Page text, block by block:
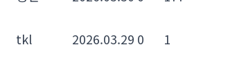
tkl 2026.03.29 0 1